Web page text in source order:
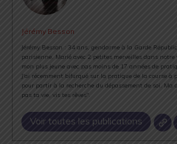
Jérémy Besson
Jérémy Besson : 34 ans, gendarme à la Garde
parisienne. Marié avec 2 petites merveilles dans notre
mon plus jeune avec pas moins de 17 années de
J'ai récemment bifurqué sur la pratique de la course à
pour partir à la recherche du dépassement de soi. Ma
pas ta vie, vis tes rêves".
Voir toutes les publications